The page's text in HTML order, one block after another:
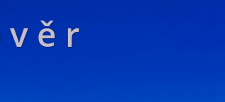
v ě r